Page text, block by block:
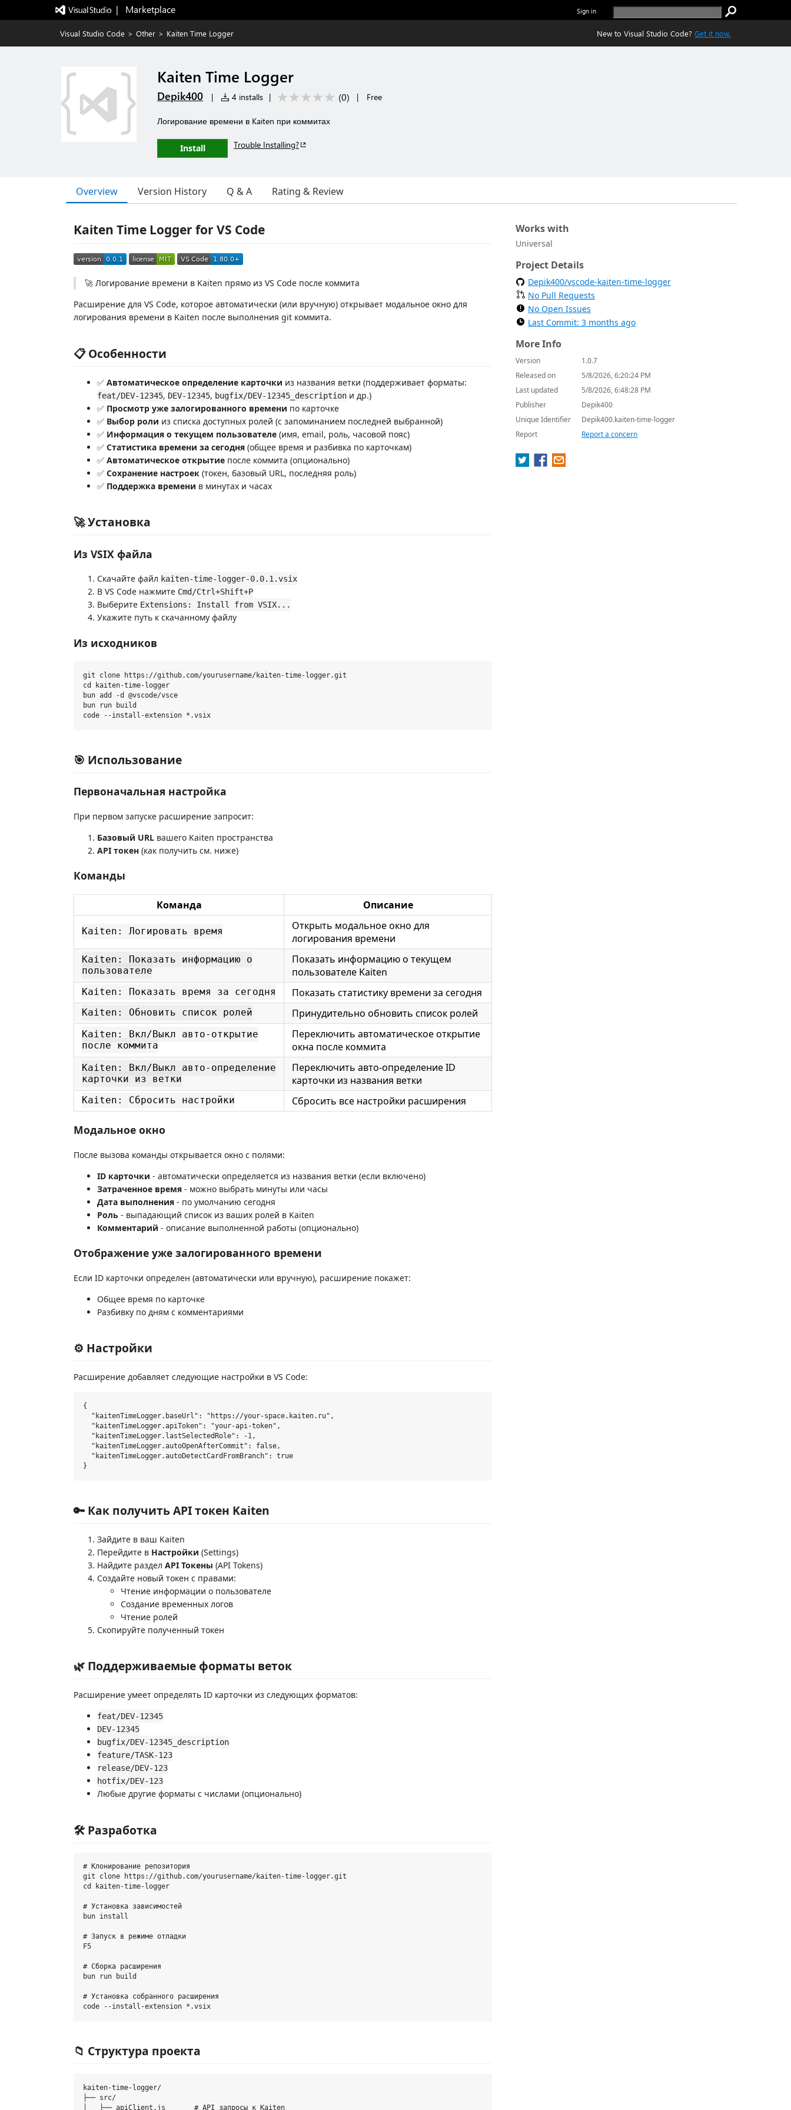
|   Marketplace Sign in
Visual Studio Code > Other > Kaiten Time Logger New to Visual Studio Code? Get it now.
Kaiten Time Logger
Depik400 | 4 installs | (0) | Free
Логирование времени в Kaiten при коммитах
Install Trouble Installing?
Overview Version History Q & A Rating & Review
Kaiten Time Logger for VS Code
🚀 Логирование времени в Kaiten прямо из VS Code после коммита
Расширение для VS Code, которое автоматически (или вручную) открывает модальное окно для
логирования времени в Kaiten после выполнения git коммита.
📋 Особенности
✅ Автоматическое определение карточки из названия ветки (поддерживает форматы:
feat/DEV-12345, DEV-12345, bugfix/DEV-12345_description и др.)
✅ Просмотр уже залогированного времени по карточке
✅ Выбор роли из списка доступных ролей (с запоминанием последней выбранной)
✅ Информация о текущем пользователе (имя, email, роль, часовой пояс)
✅ Статистика времени за сегодня (общее время и разбивка по карточкам)
✅ Автоматическое открытие после коммита (опционально)
✅ Сохранение настроек (токен, базовый URL, последняя роль)
✅ Поддержка времени в минутах и часах
🚀 Установка
Из VSIX файла
Скачайте файл kaiten-time-logger-0.0.1.vsix
В VS Code нажмите Cmd/Ctrl+Shift+P
Выберите Extensions: Install from VSIX...
Укажите путь к скачанному файлу
Из исходников
git clone https://github.com/yourusername/kaiten-time-logger.git
cd kaiten-time-logger
bun add -d @vscode/vsce
bun run build
🎯 Использование
Первоначальная настройка
При первом запуске расширение запросит:
Базовый URL вашего Kaiten пространства
API токен (как получить см. ниже)
Команды
Команда Описание
Kaiten: Логировать время
Открыть модальное окно для
логирования времени
Kaiten: Показать информацию о
пользователе
Показать информацию о текущем
пользователе Kaiten
Kaiten: Показать время за сегодня Показать статистику времени за сегодня
Kaiten: Обновить список ролей Принудительно обновить список ролей
Kaiten: Вкл/Выкл авто-открытие
после коммита
Переключить автоматическое открытие
окна после коммита
Kaiten: Вкл/Выкл авто-определение
карточки из ветки
Переключить авто-определение ID
карточки из названия ветки
Kaiten: Сбросить настройки Сбросить все настройки расширения
Модальное окно
После вызова команды открывается окно с полями:
ID карточки - автоматически определяется из названия ветки (если включено)
Затраченное время - можно выбрать минуты или часы
Дата выполнения - по умолчанию сегодня
Роль - выпадающий список из ваших ролей в Kaiten
Комментарий - описание выполненной работы (опционально)
Отображение уже залогированного времени
Если ID карточки определен (автоматически или вручную), расширение покажет:
Общее время по карточке
Разбивку по дням с комментариями
⚙️ Настройки
Расширение добавляет следующие настройки в VS Code:
{
  "kaitenTimeLogger.baseUrl": "https://your-space.kaiten.ru",
  "kaitenTimeLogger.apiToken": "your-api-token",
  "kaitenTimeLogger.lastSelectedRole": -1,
  "kaitenTimeLogger.autoOpenAfterCommit": false,
  "kaitenTimeLogger.autoDetectCardFromBranch": true
🔑 Как получить API токен Kaiten
Зайдите в ваш Kaiten
Перейдите в Настройки (Settings)
Найдите раздел API Токены (API Tokens)
Создайте новый токен с правами:
Чтение информации о пользователе
Создание временных логов
Чтение ролей
Скопируйте полученный токен
🌿 Поддерживаемые форматы веток
Расширение умеет определять ID карточки из следующих форматов:
feat/DEV-12345
DEV-12345
bugfix/DEV-12345_description
feature/TASK-123
release/DEV-123
hotfix/DEV-123
Любые другие форматы с числами (опционально)
🛠 Разработка
# Клонирование репозитория
git clone https://github.com/yourusername/kaiten-time-logger.git
cd kaiten-time-logger
# Установка зависимостей
bun install
# Запуск в режиме отладки
F5
# Сборка расширения
bun run build
# Установка собранного расширения
📁 Структура проекта
kaiten-time-logger/
├── src/
│   ├── apiClient.js       # API запросы к Kaiten
Works with
Universal
Project Details
Depik400/vscode-kaiten-time-logger
No Pull Requests
No Open Issues
Last Commit: 3 months ago
More Info
Version
1.0.7
Released on
5/8/2026, 6:20:24 PM
Last updated
5/8/2026, 6:48:28 PM
Publisher
Depik400
Unique Identifier
Depik400.kaiten-time-logger
Report
Report a concern